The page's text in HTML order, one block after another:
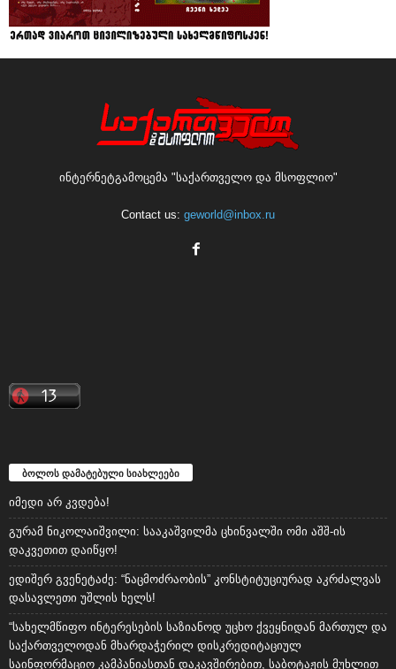
ინტერნეტგამოცემა "საქართველო და მსოფლიო"
Contact us: geworld@inbox.ru
ბოლოს დამატებული სიახლეები
იმედი არ კვდება!
გურამ ნიკოლაიშვილი: სააკაშვილმა ცხინვალში ომი აშშ-ის
დაკვეთით დაიწყო!
ედიშერ გვენეტაძე: “ნაცმოძრაობის” კონსტიტუციურად აკრძალვას
დასავლეთი უშლის ხელს!
“სახელმწიფო ინტერესების საზიანოდ უცხო ქვეყნიდან მართულ და
საქართველოდან მხარდაჭერილ დისკრედიტაციულ
საინფორმაციო კამპანიასთან დაკავშირებით, საბოტაჟის მუხლით